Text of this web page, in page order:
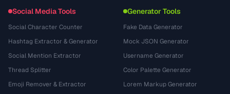
Social Media Tools
Social Character Counter
Hashtag Extractor & Generator
Social Mention Extractor
Thread Splitter
Emoji Remover & Extractor
Generator Tools
Fake Data Generator
Mock JSON Generator
Username Generator
Color Palette Generator
Lorem Markup Generator